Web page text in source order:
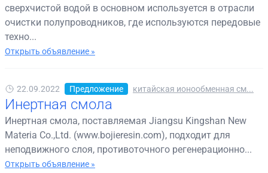
сверхчистой водой в основном используется в отрасли
очистки полупроводников, где используются передовые
техно...
Открыть объявление »
22.09.2022 Предложение китайская ионообменная см...
Инертная смола
Инертная смола, поставляемая Jiangsu Kingshan New
Materia Co.,Ltd. (www.bojieresin.com), подходит для
неподвижного слоя, противоточного регенерационно...
Открыть объявление »